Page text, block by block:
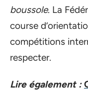
boussole. La
course
compétitions
respecter.
Lire également :